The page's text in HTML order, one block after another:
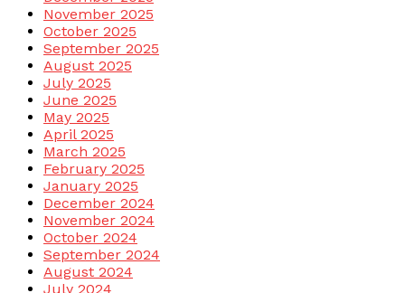
November 2025
October 2025
September 2025
August 2025
July 2025
June 2025
May 2025
April 2025
March 2025
February 2025
January 2025
December 2024
November 2024
October 2024
September 2024
August 2024
July 2024